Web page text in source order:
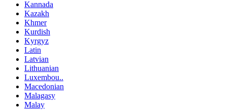
Kannada
Kazakh
Khmer
Kurdish
Kyrgyz
Latin
Latvian
Lithuanian
Luxembou..
Macedonian
Malagasy
Malay